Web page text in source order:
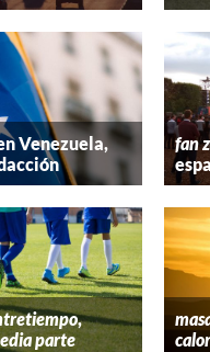
Venezuela,
fan
,
parte
calor